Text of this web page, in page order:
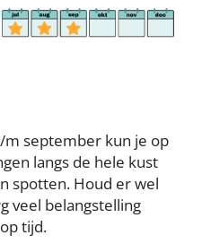
m september kun je op
langs de hele kust
spotten. Houd er wel
veel belangstelling
tijd.